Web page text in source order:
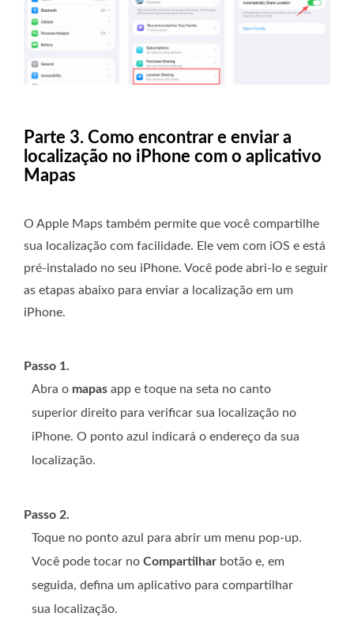
Parte 3. Como encontrar e enviar a
localização no iPhone com o aplicativo
Mapas
O Apple Maps também permite que você compartilhe
sua localização com facilidade. Ele vem com iOS e está
pré-instalado no seu iPhone. Você pode abri-lo e seguir
as etapas abaixo para enviar a localização em um
iPhone.
Passo 1.
Abra o mapas app e toque na seta no canto
superior direito para verificar sua localização no
iPhone. O ponto azul indicará o endereço da sua
localização.
Passo 2.
Toque no ponto azul para abrir um menu pop-up.
Você pode tocar no Compartilhar botão e, em
seguida, defina um aplicativo para compartilhar
sua localização.